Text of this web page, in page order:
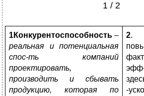
1 / 2
1Конкурентоспособность –
реальная и потенциальная
спос-ть компаний
проектировать,
производить и сбывать
продукцию, которая по
2.
-